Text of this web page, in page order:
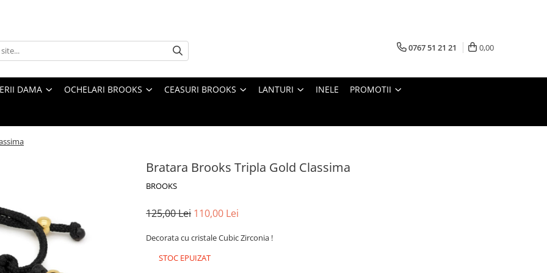
0767 51 21 21 0,00
DAMA OCHELARI BROOKS CEASURI BROOKS LANTURI INELE PROMOTII
Bratara Brooks Tripla Gold Classima
BROOKS
125,00 Lei 110,00 Lei
Decorata cu cristale Cubic Zirconia !
STOC EPUIZAT